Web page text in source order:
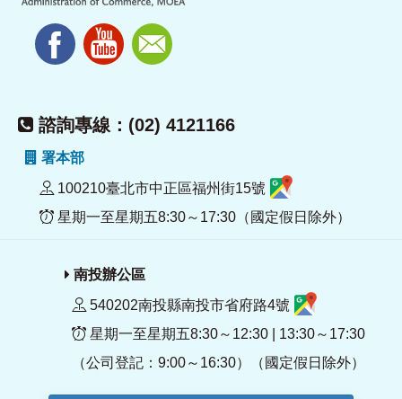
諮詢專線：(02) 4121166
署本部
100210臺北市中正區福州街15號
星期一至星期五8:30～17:30（國定假日除外）
南投辦公區
540202南投縣南投市省府路4號
星期一至星期五8:30～12:30 | 13:30～17:30
（公司登記：9:00～16:30）（國定假日除外）